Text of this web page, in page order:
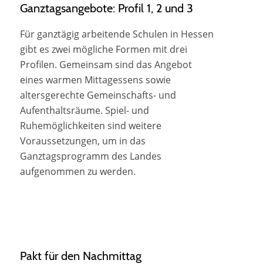
Ganztagsangebote: Profil 1, 2 und 3
Für ganztägig arbeitende Schulen in Hessen
gibt es zwei mögliche Formen mit drei
Profilen. Gemeinsam sind das Angebot
eines warmen Mittagessens sowie
altersgerechte Gemeinschafts- und
Aufenthaltsräume. Spiel- und
Ruhemöglichkeiten sind weitere
Voraussetzungen, um in das
Ganztagsprogramm des Landes
aufgenommen zu werden.
Pakt für den Nachmittag